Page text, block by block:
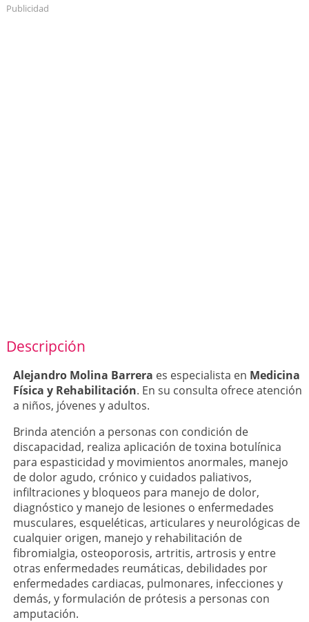
Publicidad
Descripción
Alejandro Molina Barrera es especialista en Medicina
Física y Rehabilitación. En su consulta ofrece atención
a niños, jóvenes y adultos.
Brinda atención a personas con condición de
discapacidad, realiza aplicación de toxina botulínica
para espasticidad y movimientos anormales, manejo
de dolor agudo, crónico y cuidados paliativos,
infiltraciones y bloqueos para manejo de dolor,
diagnóstico y manejo de lesiones o enfermedades
musculares, esqueléticas, articulares y neurológicas de
cualquier origen, manejo y rehabilitación de
fibromialgia, osteoporosis, artritis, artrosis y entre
otras enfermedades reumáticas, debilidades por
enfermedades cardiacas, pulmonares, infecciones y
demás, y formulación de prótesis a personas con
amputación.